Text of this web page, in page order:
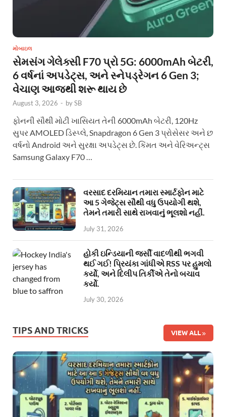
મોબાઇલ
સેમસંગ ગેલેક્સી F70 પ્રો 5G: 6000mAh બેટરી,
6 વર્ષનાં અપડેટ્સ, અને સ્નેપડ્રેગન 6 Gen 3;
વેચાણ આજથી શરૂ થાય છે
August 3, 2026 - bySB
ફોનની સૌથી મોટી ખાસિયત તેની 6000mAh બેટરી, 120Hz
સુપર AMOLED ડિસ્પ્લે, Snapdragon 6 Gen 3 પ્રોસેસર અને છ
વર્ષનો Android અને સુરક્ષા અપડેટ્સ છે. કિંમત અને વેરિઅન્ટ્સ
Samsung Galaxy F70 …
વરસાદ દરમિયાન તમારા સ્માર્ટફોન માટે
આ 5 ગેજેટ્સ સૌથી વધુ ઉપયોગી થશે,
તેમને તમારી સાથે રાખવાનું ભૂલશો નહીં.
July 31, 2026
હોકી ઇન્ડિયાની જર્સી વાદળીથી ભગવી
થઈ ગઈ! પ્રિયંકા ગાંધીએ RSS પર હુમલો
કર્યો, અને દિલીપ તિર્કીએ તેનો બચાવ
કર્યો.
July 30, 2026
TIPS AND TRICKS VIEW ALL